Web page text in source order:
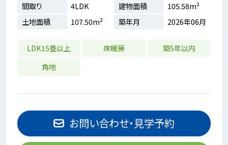
間取り
4LDK 建物面積
105.58m²
土地面積
107.50m² 築年月 2026年06月
LDK15畳以上 床暖房
築5年以内
角地
お問い合わせ・見学予約